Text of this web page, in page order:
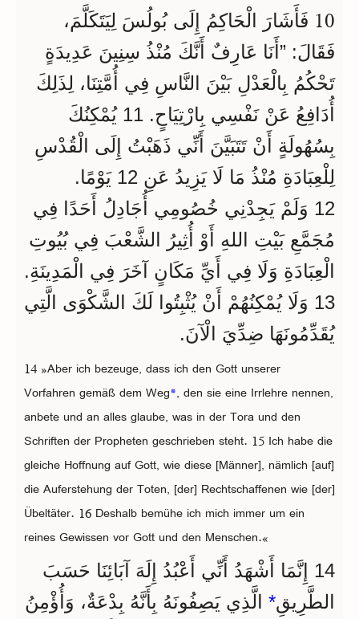
10 فَأَشَارَ الْحَاكِمُ إِلَى بُولُسَ لِيَتَكَلَّمَ،
فَقَالَ: ”أَنَا عَارِفٌ أَنَّكَ مُنْذُ سِنِينَ عَدِيدَةٍ
تَحْكُمُ بِالْعَدْلِ بَيْنَ النَّاسِ فِي أُمَّتِنَا، لِذَلِكَ
أُدَافِعُ عَنْ نَفْسِي بِارْتِيَاحٍ. 11 يُمْكِنُكَ
بِسُهُولَةٍ أَنْ تَتَبَيَّنَ أَنِّي ذَهَبْتُ إِلَى الْقُدْسِ
لِلْعِبَادَةِ مُنْذُ مَا لَا يَزِيدُ عَنِ 12 يَوْمًا.
12 وَلَمْ يَجِدْنِي خُصُومِي أُجَادِلُ أَحَدًا فِي
مُجَمَّعِ بَيْتِ اللهِ أَوْ أُثِيرُ الشَّعْبَ فِي بُيُوتِ
الْعِبَادَةِ وَلَا فِي أَيِّ مَكَانٍ آخَرَ فِي الْمَدِينَةِ.
13 وَلَا يُمْكِنُهُمْ أَنْ يُثْبِتُوا لَكَ الشَّكْوَى الَّتِي
يُقَدِّمُونَهَا ضِدِّيَ الْآنَ.
14 »Aber ich bezeuge, dass ich den Gott unserer
Vorfahren gemäß dem Weg*, den sie eine Irrlehre nennen,
anbete und an alles glaube, was in der Tora und den
Schriften der Propheten geschrieben steht. 15 Ich habe die
gleiche Hoffnung auf Gott, wie diese [Männer], nämlich [auf]
die Auferstehung der Toten, [der] Rechtschaffenen wie [der]
Übeltäter. 16 Deshalb bemühe ich mich immer um ein
reines Gewissen vor Gott und den Menschen.«
14 إِنَّمَا أَشْهَدُ أَنِّي أَعْبُدُ إِلَهَ آبَائِنَا حَسَبَ
الطَّرِيقِ* الَّذِي يَصِفُونَهُ بِأَنَّهُ بِدْعَةٌ، وَأُؤْمِنُ